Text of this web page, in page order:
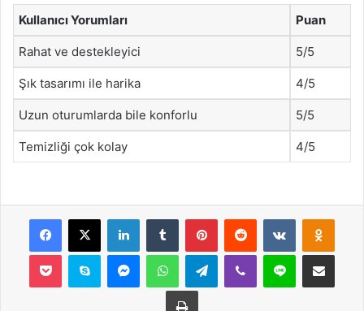
Kullanıcı Yorumları Puan
Rahat ve destekleyici 5/5
Şık tasarımı ile harika 4/5
Uzun oturumlarda bile konforlu 5/5
Temizliği çok kolay 4/5
Facebook
X LinkedInTumblr PinterestReddit VKontakte
Pocket Skype MessengerWhatsAppTelegramViber Line E-Posta ile
Yazdır